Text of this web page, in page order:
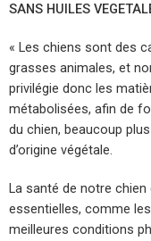
SANS HUILES
« Les chiens sont des
grasses animales, et
privilégie donc les
métabolisées, afin de
du chien, beaucoup
d’origine végétale.
La santé de notre
essentielles, comme
meilleures conditions